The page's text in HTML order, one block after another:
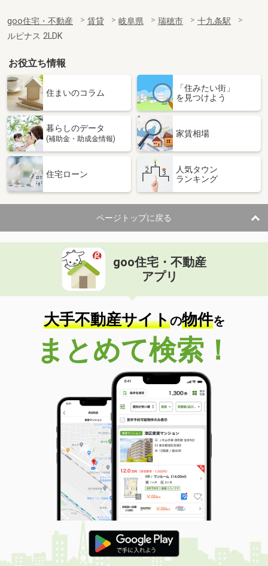
goo住宅・不動産 賃貸 岐阜県 瑞穂市
十九条駅
ルピナス 2LDK
お役立ち情報
住まいのコラム
「住みたい街」
を見つけよう
暮らしのデータ
(補助金・助成金情報)
家賃相場
住宅ローン
人気タウン
ランキング
ページトップに戻る
goo住宅・不動産
アプリ
大手不動産サイトの物件を
まとめて検索！